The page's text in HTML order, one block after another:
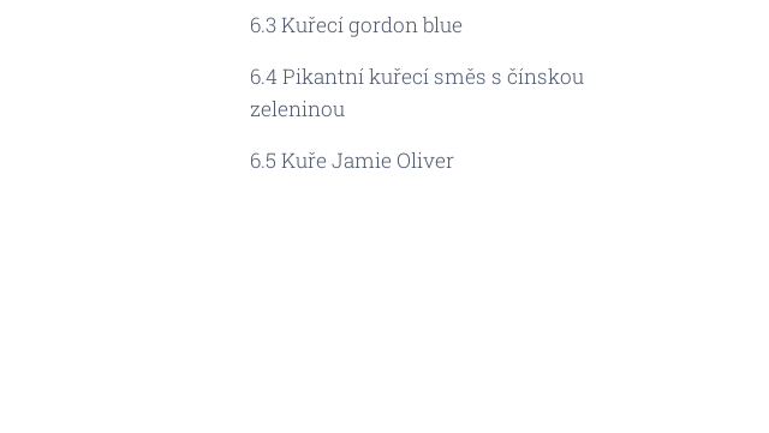
6.3 Kuřecí gordon blue
6.4 Pikantní kuřecí směs s čínskou
zeleninou
6.5 Kuře Jamie Oliver